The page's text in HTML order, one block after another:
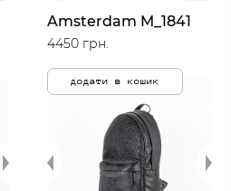
Amsterdam M_1841
4450 грн.
додати в кошик